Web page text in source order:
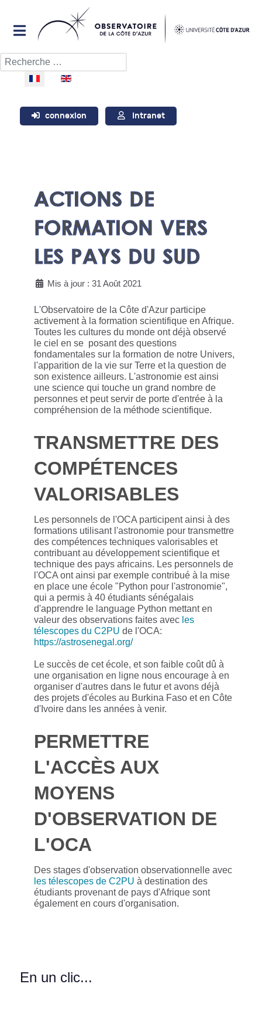
Rechercher
Sélectionnez votre langue
connexion Intranet
ACTIONS DE
FORMATION VERS
LES PAYS DU SUD
Mis à jour : 31 Août 2021
L'Observatoire de la Côte d'Azur participe
activement à la formation scientifique en Afrique.
Toutes les cultures du monde ont déjà observé
le ciel en se posant des questions
fondamentales sur la formation de notre Univers,
l'apparition de la vie sur Terre et la question de
son existence ailleurs. L'astronomie est ainsi
une science qui touche un grand nombre de
personnes et peut servir de porte d'entrée à la
compréhension de la méthode scientifique.
TRANSMETTRE DES
COMPÉTENCES
VALORISABLES
Les personnels de l'OCA participent ainsi à des
formations utilisant l'astronomie pour transmettre
des compétences techniques valorisables et
contribuant au développement scientifique et
technique des pays africains. Les personnels de
l'OCA ont ainsi par exemple contribué à la mise
en place une école "Python pour l'astronomie",
qui a permis à 40 étudiants sénégalais
d'apprendre le language Python mettant en
valeur des observations faites avec les
télescopes du C2PU de l'OCA:
https://astrosenegal.org/
Le succès de cet école, et son faible coût dû à
une organisation en ligne nous encourage à en
organiser d'autres dans le futur et avons déjà
des projets d'écoles au Burkina Faso et en Côte
d'Ivoire dans les années à venir.
PERMETTRE
L'ACCÈS AUX
MOYENS
D'OBSERVATION DE
L'OCA
Des stages d'observation observationnelle avec
les télescopes de C2PU à destination des
étudiants provenant de pays d'Afrique sont
également en cours d'organisation.
En un clic...